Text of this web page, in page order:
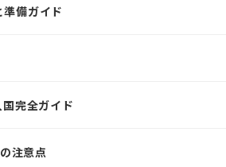
備ガイド
完全ガイド
注意点